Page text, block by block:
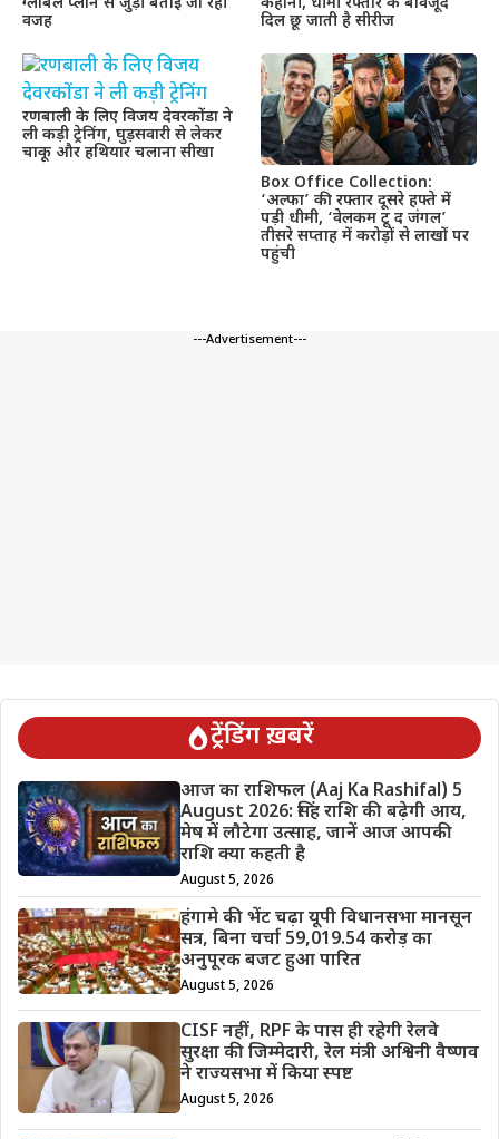
वजह
दिल छू जाती है सीरीज
रणबाली के लिए विजय देवरकोंडा ने
ली कड़ी ट्रेनिंग, घुड़सवारी से लेकर
चाकू और हथियार चलाना सीखा
Box Office Collection:
‘अल्फा’ की रफ्तार दूसरे हफ्ते में
पड़ी धीमी, ‘वेलकम टू द जंगल’
तीसरे सप्ताह में करोड़ों से लाखों पर
पहुंची
---Advertisement---
ट्रेंडिंग ख़बरें
आज का राशिफल (Aaj Ka Rashifal) 5
August 2026: सिंह राशि की बढ़ेगी आय,
मेष में लौटेगा उत्साह, जानें आज आपकी
राशि क्या कहती है
August 5, 2026
हंगामे की भेंट चढ़ा यूपी विधानसभा मानसून
सत्र, बिना चर्चा 59,019.54 करोड़ का
अनुपूरक बजट हुआ पारित
August 5, 2026
CISF नहीं, RPF के पास ही रहेगी रेलवे
सुरक्षा की जिम्मेदारी, रेल मंत्री अश्विनी वैष्णव
ने राज्यसभा में किया स्पष्ट
August 5, 2026